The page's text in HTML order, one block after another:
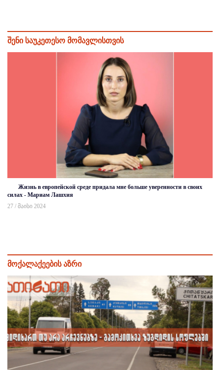
შენი საუკეთესო მომავლისთვის
Жизнь в европейской среде придала мне больше уверенности в своих
силах - Мариам Лашхия
27 / მაისი 2024
მოქალაქეების აზრი